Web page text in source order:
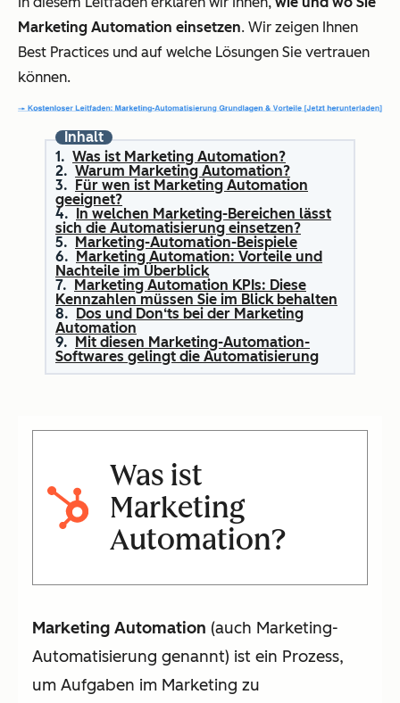
Marketing Automation einsetzen. Wir zeigen Ihnen
Best Practices und auf welche Lösungen Sie vertrauen
können.
Inhalt
Was ist Marketing Automation?
Warum Marketing Automation?
Für wen ist Marketing Automation
geeignet?
In welchen Marketing-Bereichen lässt
sich die Automatisierung einsetzen?
Marketing-Automation-Beispiele
Marketing Automation: Vorteile und
Nachteile im Überblick
Marketing Automation KPIs: Diese
Kennzahlen müssen Sie im Blick behalten
Dos und Don‘ts bei der Marketing
Automation
Mit diesen Marketing-Automation-
Softwares gelingt die Automatisierung
Was ist
Marketing
Automation?
Marketing Automation (auch Marketing-
Automatisierung genannt) ist ein Prozess,
um Aufgaben im Marketing zu